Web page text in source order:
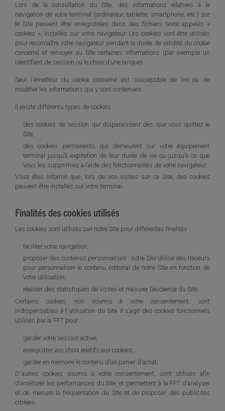
Lors de la consultation du Site, des informations relatives à la
navigation de votre terminal (ordinateur, tablette, smartphone, etc.) sur
le Site peuvent être enregistrées dans des fichiers texte appelés «
cookies », installés sur votre navigateur. Les cookies vont être utilisés
pour reconnaître votre navigateur pendant la durée de validité du cookie
concerné et renvoyer au Site certaines informations (par exemple un
identifiant de session ou le choix d’une langue).
Seul l'émetteur du cookie concerné est susceptible de lire ou de
modifier les informations qui y sont contenues.
Il existe différents types de cookies :
des cookies de session qui disparaissent dès que vous quittez le
Site;
des cookies permanents qui demeurent sur votre équipement
terminal jusqu’à expiration de leur durée de vie ou jusqu’à ce que
vous les supprimiez à l’aide des fonctionnalités de votre navigateur.
Vous êtes informé que, lors de vos visites sur ce Site, des cookies
peuvent être installés sur votre terminal.
Finalités des cookies utilisés
Les cookies sont utilisés par notre Site pour différentes finalités :
faciliter votre navigation;
proposer des contenus personnalisés : notre Site utilise des traceurs
pour personnaliser le contenu éditorial de notre Site en fonction de
votre utilisation;
réaliser des statistiques de visites et mesurer l’audience du Site.
Certains cookies, non soumis à votre consentement, sont
indispensables à l´utilisation du Site. Il s’agit des cookies fonctionnels
utilisés par la FFT pour :
garder votre session active;
enregistrer vos choix relatifs aux cookies;
garder en mémoire le contenu d’un panier d’achat;
D´autres cookies soumis à votre consentement, sont utilisés afin
d’améliorer les performances du Site, et permettent à la FFT d’analyser
et de mesure la fréquentation du Site et de proposer des publicités
ciblées.